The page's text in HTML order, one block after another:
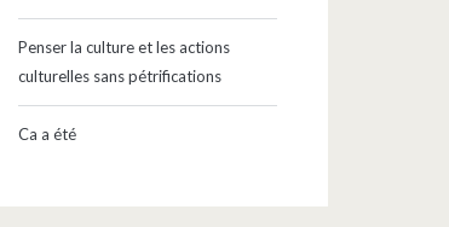
Penser la culture et les actions
culturelles sans pétrifications
Ca a été